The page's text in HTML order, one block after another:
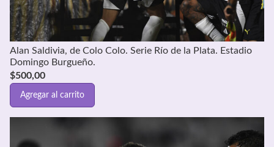
Alan Saldivia, de Colo Colo. Serie Río de la Plata. Estadio
Domingo Burgueño.
$500,00
Agregar al carrito